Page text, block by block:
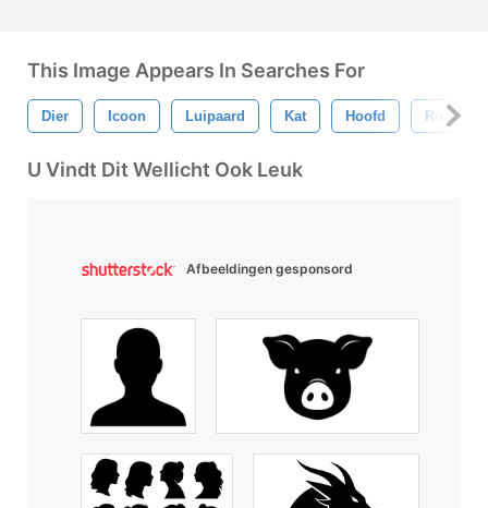
This Image Appears In Searches For
Dier Icoon Luipaard Kat Hoofd Roofdier
U Vindt Dit Wellicht Ook Leuk
Afbeeldingen gesponsord